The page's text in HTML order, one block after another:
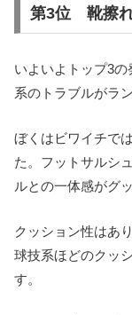
第3位 靴擦
いよいよトップ3
系のトラブルがラ
ぼくはビワイチで
た。フットサルシ
ルとの一体感がグ
クッション性はあ
球技系ほどのクッ
す。